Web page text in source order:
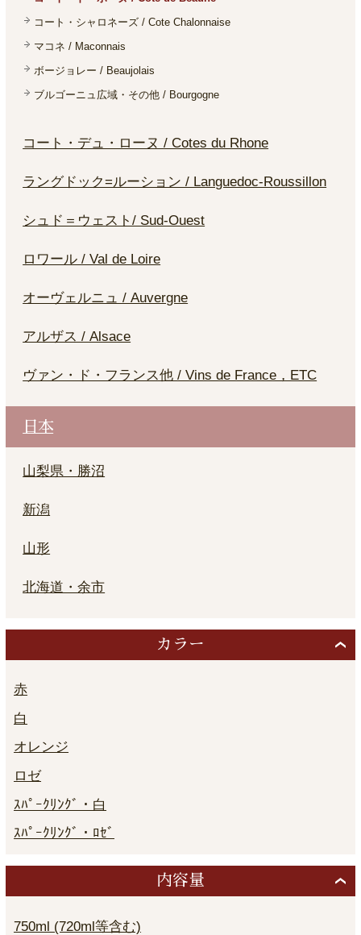
コート・シャロネーズ / Cote Chalonnaise
マコネ / Maconnais
ボージョレー / Beaujolais
ブルゴーニュ広域・その他 / Bourgogne
コート・デュ・ローヌ / Cotes du Rhone
ラングドック=ルーション / Languedoc-Roussillon
シュド＝ウェスト/ Sud-Ouest
ロワール / Val de Loire
オーヴェルニュ / Auvergne
アルザス / Alsace
ヴァン・ド・フランス他 / Vins de France，ETC
日本
山梨県・勝沼
新潟
山形
北海道・余市
カラー
赤
白
オレンジ
ロゼ
ｽﾊﾟｰｸﾘﾝｸﾞ・白
ｽﾊﾟｰｸﾘﾝｸﾞ・ﾛｾﾞ
内容量
750ml (720ml等含む)